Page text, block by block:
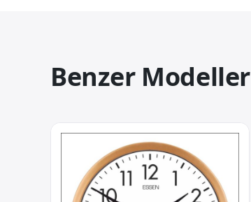
Benzer Modeller